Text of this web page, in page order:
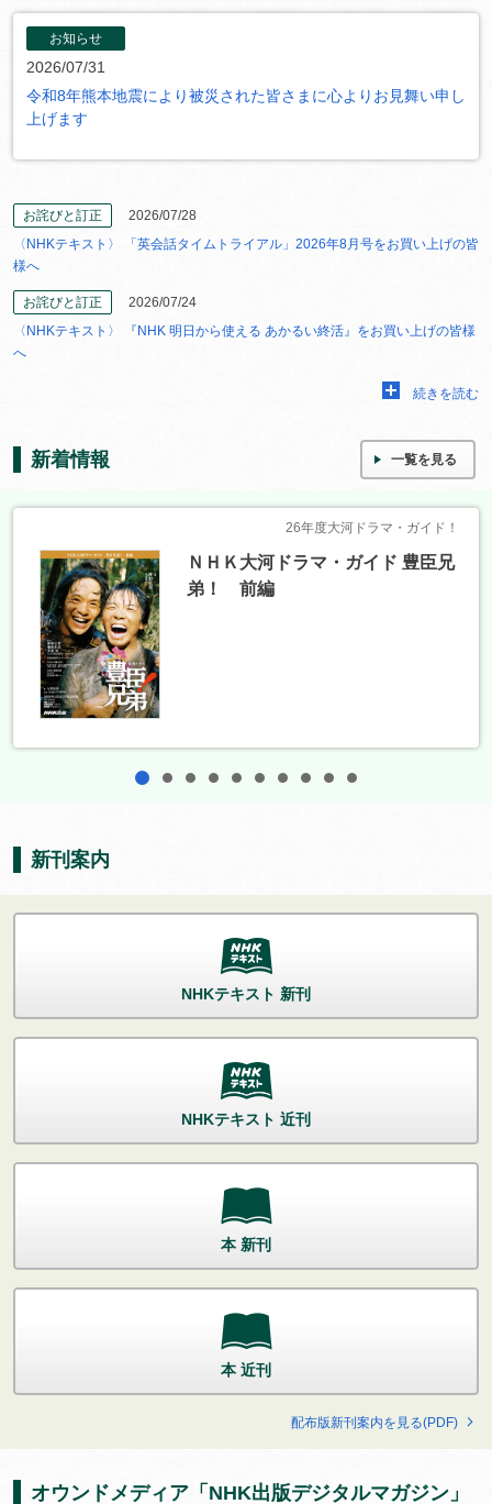
お知らせ
2026/07/31
令和8年熊本地震により被災された皆さまに心よりお見舞い申し
上げます
お詫びと訂正
2026/07/28
〈NHKテキスト〉 「英会話タイムトライアル」2026年8月号をお買い上げの皆
様へ
お詫びと訂正
2026/07/24
〈NHKテキスト〉 『NHK 明日から使える あかるい終活』をお買い上げの皆様
へ
続きを読む
新着情報 一覧を見る
26年度大河ドラマ・ガイド！
ＮＨＫ大河ドラマ・ガイド 豊臣兄
弟！ 前編
1 2 3 4 5 6 7 8 9
新刊案内
NHKテキスト 新刊
NHKテキスト 近刊
本 新刊
本 近刊
配布版新刊案内を見る(PDF)
オウンドメディア「NHK出版デジタルマガジン」